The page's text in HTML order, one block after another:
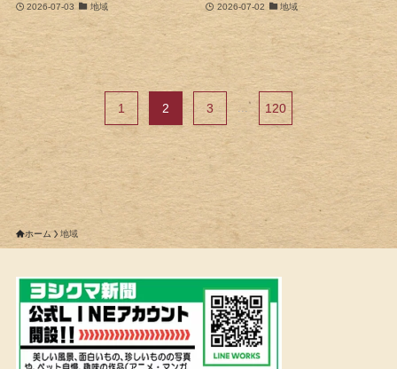
2026-07-03 地域 2026-07-02 地域
1 2 3 ... 120
ホーム 地域